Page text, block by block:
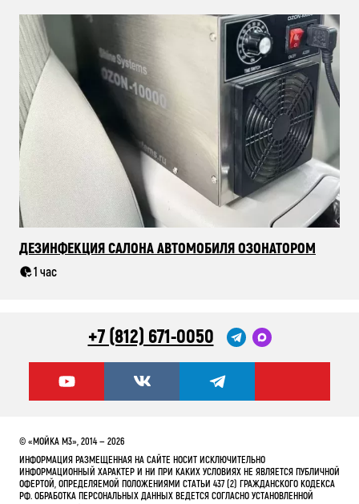
ДЕЗИНФЕКЦИЯ САЛОНА АВТОМОБИЛЯ ОЗОНАТОРОМ
1 час
+7 (812) 671-0050
© «МОЙКА М3», 2014 — 2026
ИНФОРМАЦИЯ РАЗМЕЩЕННАЯ НА САЙТЕ НОСИТ ИСКЛЮЧИТЕЛЬНО
ИНФОРМАЦИОННЫЙ ХАРАКТЕР И НИ ПРИ КАКИХ УСЛОВИЯХ НЕ ЯВЛЯЕТСЯ ПУБЛИЧНОЙ
ОФЕРТОЙ, ОПРЕДЕЛЯЕМОЙ ПОЛОЖЕНИЯМИ СТАТЬИ 437 (2) ГРАЖДАНСКОГО КОДЕКСА
РФ. ОБРАБОТКА ПЕРСОНАЛЬНЫХ ДАННЫХ ВЕДЕТСЯ СОГЛАСНО УСТАНОВЛЕННОЙ